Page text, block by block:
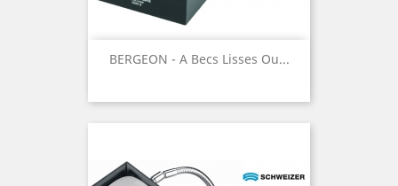
BERGEON - A Becs Lisses Ou...